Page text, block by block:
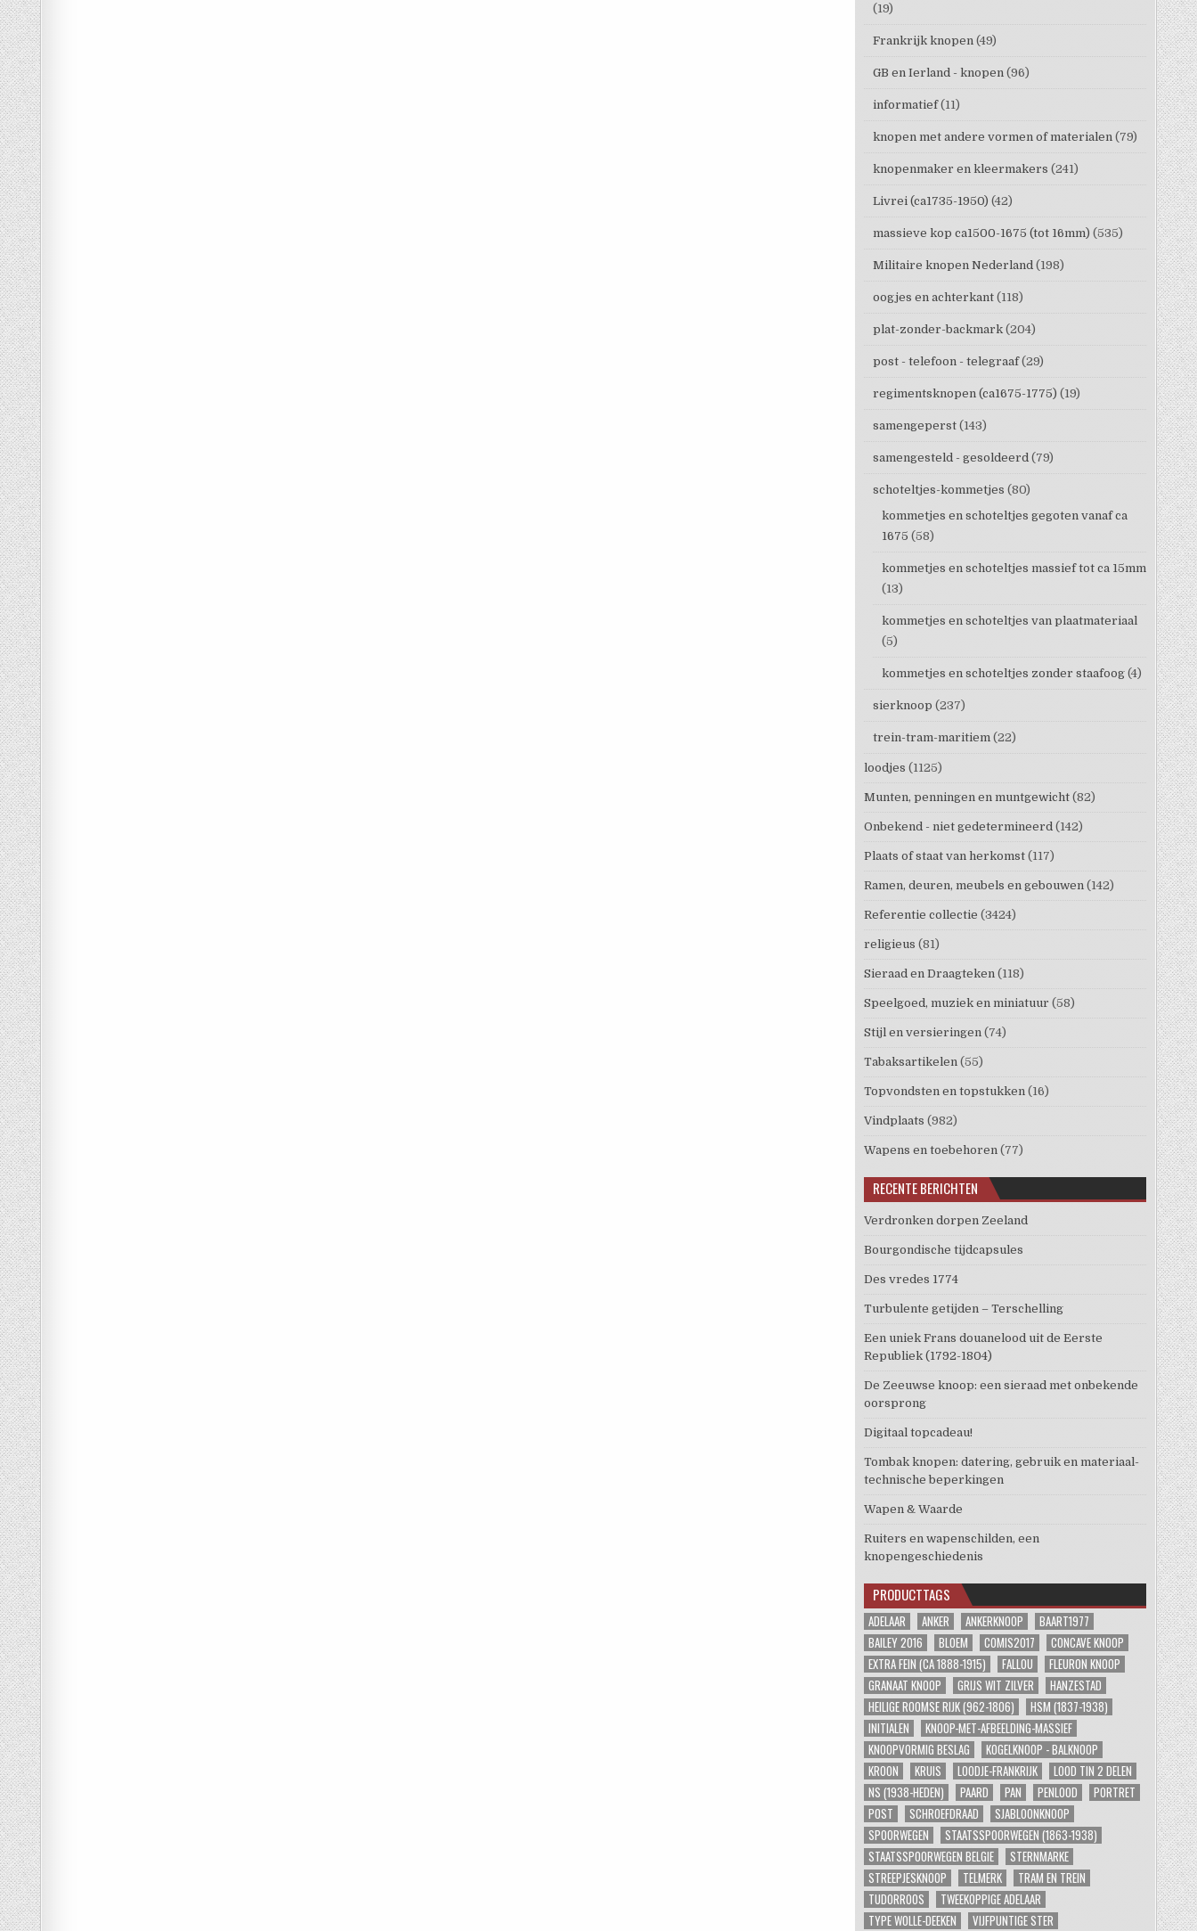
(19)
Frankrijk knopen (49)
GB en Ierland - knopen (96)
informatief (11)
knopen met andere vormen of materialen (79)
knopenmaker en kleermakers (241)
Livrei (ca1735-1950) (42)
massieve kop ca1500-1675 (tot 16mm) (535)
Militaire knopen Nederland (198)
oogjes en achterkant (118)
plat-zonder-backmark (204)
post - telefoon - telegraaf (29)
regimentsknopen (ca1675-1775) (19)
samengeperst (143)
samengesteld - gesoldeerd (79)
schoteltjes-kommetjes (80)
kommetjes en schoteltjes gegoten vanaf ca
1675 (58)
kommetjes en schoteltjes massief tot ca 15mm
(13)
kommetjes en schoteltjes van plaatmateriaal
(5)
kommetjes en schoteltjes zonder staafoog (4)
sierknoop (237)
trein-tram-maritiem (22)
loodjes (1125)
Munten, penningen en muntgewicht (82)
Onbekend - niet gedetermineerd (142)
Plaats of staat van herkomst (117)
Ramen, deuren, meubels en gebouwen (142)
Referentie collectie (3424)
religieus (81)
Sieraad en Draagteken (118)
Speelgoed, muziek en miniatuur (58)
Stijl en versieringen (74)
Tabaksartikelen (55)
Topvondsten en topstukken (16)
Vindplaats (982)
Wapens en toebehoren (77)
RECENTE BERICHTEN
Verdronken dorpen Zeeland
Bourgondische tijdcapsules
Des vredes 1774
Turbulente getijden – Terschelling
Een uniek Frans douanelood uit de Eerste
Republiek (1792-1804)
De Zeeuwse knoop: een sieraad met onbekende
oorsprong
Digitaal topcadeau!
Tombak knopen: datering, gebruik en materiaal-
technische beperkingen
Wapen & Waarde
Ruiters en wapenschilden, een
knopengeschiedenis
PRODUCTTAGS
ADELAAR ANKER ANKERKNOOP
BAART1977
BAILEY 2016
BLOEM COMIS2017
CONCAVE KNOOP
EXTRA FEIN (CA 1888-1915)
FALLOU
FLEURON KNOOP
GRANAAT KNOOP
GRIJS WIT ZILVER
HANZESTAD
HEILIGE ROOMSE RIJK (962-1806)
HSM (1837-1938)
INITIALEN
KNOOP-MET-AFBEELDING-MASSIEF
KNOOPVORMIG BESLAG
KOGELKNOOP - BALKNOOP
KROON
KRUIS LOODJE-FRANKRIJK
LOOD TIN 2 DELEN
NS (1938-HEDEN)
PAARD PAN PENLOOD
PORTRET
POST
SCHROEFDRAAD
SJABLOONKNOOP
SPOORWEGEN
STAATSSPOORWEGEN (1863-1938)
STAATSSPOORWEGEN BELGIE
STERNMARKE
STREEPJESKNOOP
TELMERK
TRAM EN TREIN
TUDORROOS
TWEEKOPPIGE ADELAAR
TYPE WOLLE-DEEKEN
VIJFPUNTIGE STER